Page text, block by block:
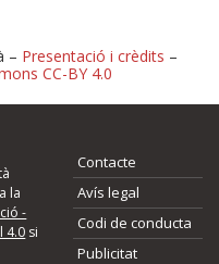
millores o
alguna millora, ompliu els
del qual voleu informar-
– Presentació i crèdits –
CC-BY 4.0
la
-
4.0 si
Contacte
Avís legal
Codi de conducta
Publicitat